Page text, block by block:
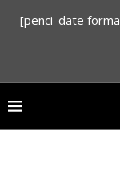
[penci_date